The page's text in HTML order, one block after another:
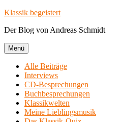
Zum
springen
Klassik begeistert
Der Blog von Andreas Schmidt
Menü
Alle Beiträge
Interviews
CD-Besprechungen
Buchbesprechungen
Klassikwelten
Meine Lieblingsmusik